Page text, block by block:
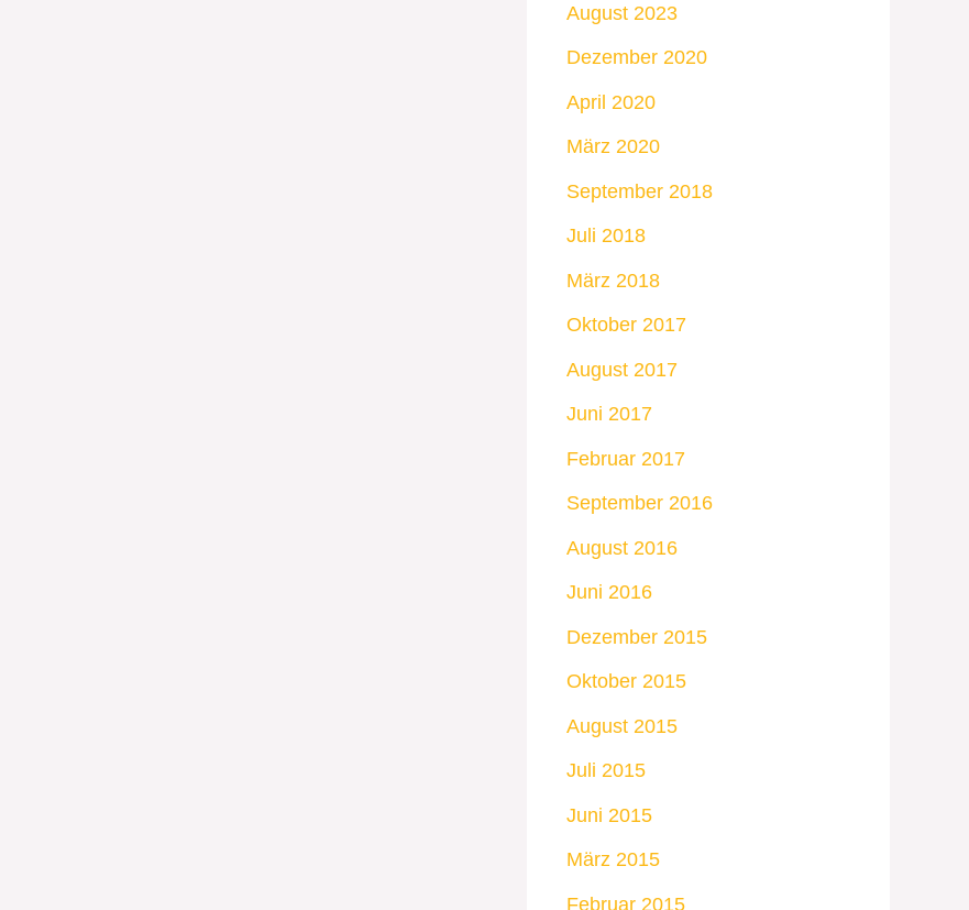
August 2023
Dezember 2020
April 2020
März 2020
September 2018
Juli 2018
März 2018
Oktober 2017
August 2017
Juni 2017
Februar 2017
September 2016
August 2016
Juni 2016
Dezember 2015
Oktober 2015
August 2015
Juli 2015
Juni 2015
März 2015
Februar 2015